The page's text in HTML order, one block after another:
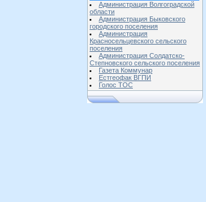
Администрация Волгоградской
области
Администрация Быковского
городского поселения
Администрация
Красносельцевского сельского
поселения
Администрация Солдатско-
Степновского сельского поселения
Газета Коммунар
Естгеофак ВГПИ
Голос ТОС